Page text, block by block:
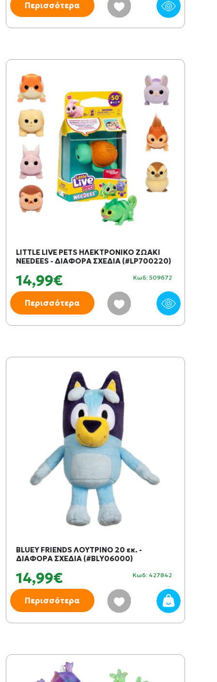
Περισσότερα
LITTLE LIVE PETS ΗΛΕΚΤΡΟΝΙΚΟ ΖΩΑΚΙ
NEEDEES - ΔΙΑΦΟΡΑ ΣΧΕΔΙΑ (#LP700220)
14,99€ Κωδ: 509672
Περισσότερα
BLUEY FRIENDS ΛΟΥΤΡΙΝΟ 20 εκ. -
ΔΙΑΦΟΡΑ ΣΧΕΔΙΑ (#BLY06000)
14,99€ Κωδ: 427842
Περισσότερα